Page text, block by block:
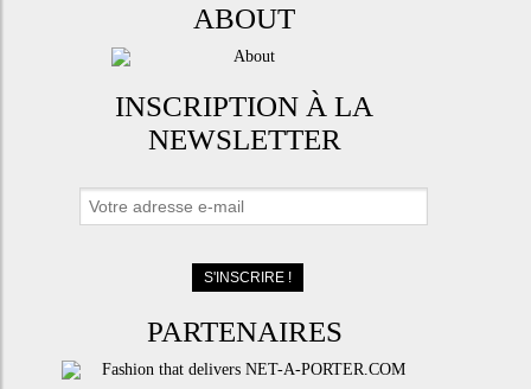
ABOUT
INSCRIPTION À LA
NEWSLETTER
PARTENAIRES